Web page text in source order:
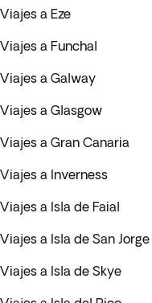
Viajes a Eze
Viajes a Funchal
Viajes a Galway
Viajes a Glasgow
Viajes a Gran Canaria
Viajes a Inverness
Viajes a Isla de Faial
Viajes a Isla de San Jorge
Viajes a Isla de Skye